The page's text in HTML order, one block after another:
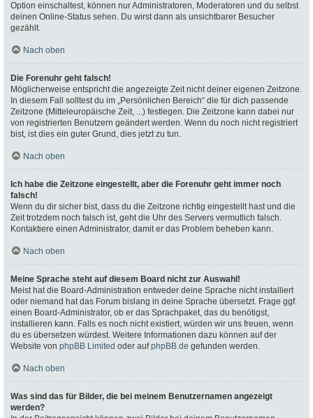
Option einschaltest, können nur Administratoren, Moderatoren und du selbst
deinen Online-Status sehen. Du wirst dann als unsichtbarer Besucher
gezählt.
Nach oben
Die Forenuhr geht falsch!
Möglicherweise entspricht die angezeigte Zeit nicht deiner eigenen Zeitzone.
In diesem Fall solltest du im „Persönlichen Bereich“ die für dich passende
Zeitzone (Mitteleuropäische Zeit, ...) festlegen. Die Zeitzone kann dabei nur
von registrierten Benutzern geändert werden. Wenn du noch nicht registriert
bist, ist dies ein guter Grund, dies jetzt zu tun.
Nach oben
Ich habe die Zeitzone eingestellt, aber die Forenuhr geht immer noch
falsch!
Wenn du dir sicher bist, dass du die Zeitzone richtig eingestellt hast und die
Zeit trotzdem noch falsch ist, geht die Uhr des Servers vermutlich falsch.
Kontaktiere einen Administrator, damit er das Problem beheben kann.
Nach oben
Meine Sprache steht auf diesem Board nicht zur Auswahl!
Meist hat die Board-Administration entweder deine Sprache nicht installiert
oder niemand hat das Forum bislang in deine Sprache übersetzt. Frage ggf.
einen Board-Administrator, ob er das Sprachpaket, das du benötigst,
installieren kann. Falls es noch nicht existiert, würden wir uns freuen, wenn
du es übersetzen würdest. Weitere Informationen dazu können auf der
Website von phpBB Limited oder aufphpBB.de gefunden werden.
Nach oben
Was sind das für Bilder, die bei meinem Benutzernamen angezeigt
werden?